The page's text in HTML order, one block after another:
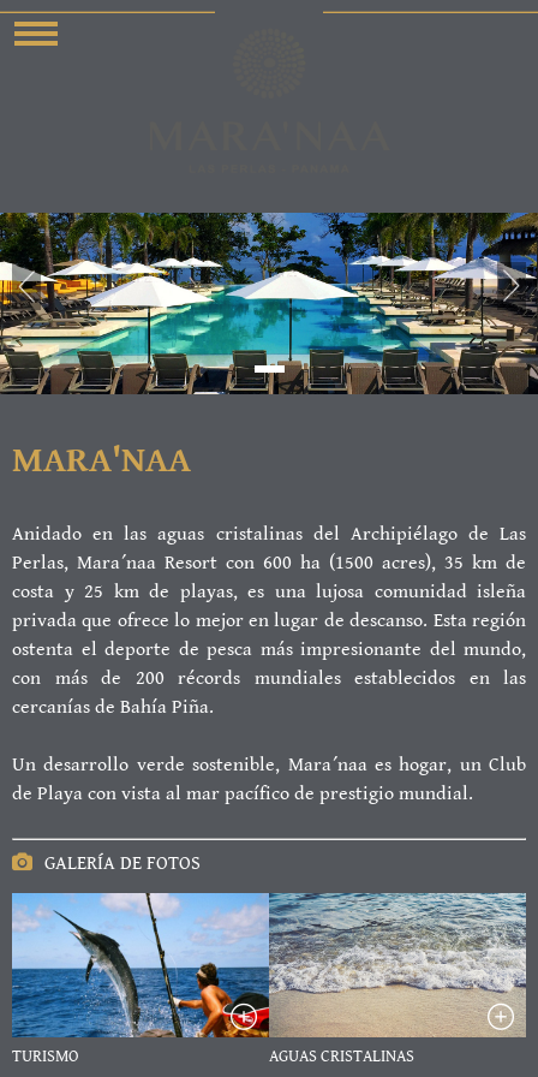
MARA'NAA
Anidado en las aguas cristalinas del Archipiélago de Las
Perlas, Mara´naa Resort con 600 ha (1500 acres), 35 km de
costa y 25 km de playas, es una lujosa comunidad isleña
privada que ofrece lo mejor en lugar de descanso. Esta región
ostenta el deporte de pesca más impresionante del mundo,
con más de 200 récords mundiales establecidos en las
cercanías de Bahía Piña.
Un desarrollo verde sostenible, Mara´naa es hogar, un Club
de Playa con vista al mar pacífico de prestigio mundial.
GALERÍA DE FOTOS
TURISMO AGUAS CRISTALINAS